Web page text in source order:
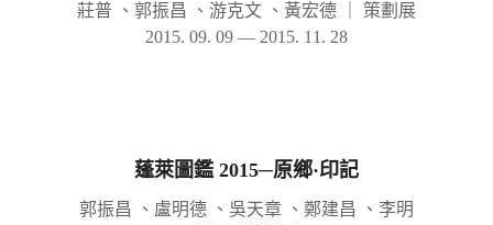
莊普 、郭振昌 、游克文 、黃宏德
策劃展
2015. 09. 09 — 2015. 11. 28
蓬萊圖鑑 2015─原鄉·印記
郭振昌 、盧明德 、吳天章 、鄭建昌 、李明